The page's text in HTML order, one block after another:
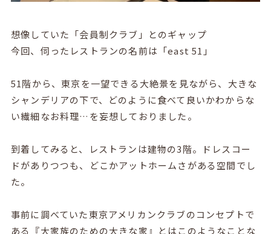
想像していた「会員制クラブ」とのギャップ
今回、伺ったレストランの名前は「east 51」
51階から、東京を一望できる大絶景を見ながら、大きな
シャンデリアの下で、どのように食べて良いかわからな
い繊細なお料理…を妄想しておりました。
到着してみると、レストランは建物の3階。ドレスコー
ドがありつつも、どこかアットホームさがある空間でし
た。
事前に調べていた東京アメリカンクラブのコンセプトで
ある『大家族のための大きな家』とはこのようなことな